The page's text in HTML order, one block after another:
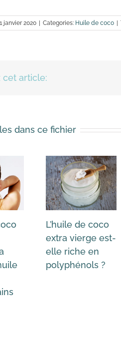
janvier 2020 Categories: Huile de coco
cet article:
dans ce fichier
L’huile de coco
extra vierge est-
elle riche en
polyphénols ?